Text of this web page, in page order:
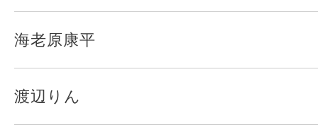
海老原康平
渡辺りん